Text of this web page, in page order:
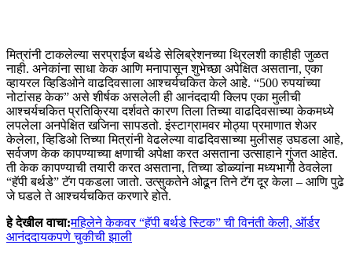
मित्रांनी टाकलेल्या सरप्राईज बर्थडे सेलिब्रेशनच्या थ्रिलशी काहीही जुळत
नाही. अनेकांना साधा केक आणि मनापासून शुभेच्छा अपेक्षित असताना, एका
व्हायरल व्हिडिओने वाढदिवसाला आश्चर्यचकित केले आहे. “500 रुपयांच्या
नोटांसह केक” असे शीर्षक असलेली ही आनंददायी क्लिप एका मुलीची
आश्चर्यचकित प्रतिक्रिया दर्शवते कारण तिला तिच्या वाढदिवसाच्या केकमध्ये
लपलेला अनपेक्षित खजिना सापडतो. इंस्टाग्रामवर मोठ्या प्रमाणात शेअर
केलेला, व्हिडिओ तिच्या मित्रांनी वेढलेल्या वाढदिवसाच्या मुलीसह उघडला आहे,
सर्वजण केक कापण्याच्या क्षणाची अपेक्षा करत असताना उत्साहाने गुंजत आहेत.
ती केक कापण्याची तयारी करत असताना, तिच्या डोळ्यांना मध्यभागी ठेवलेला
“हॅपी बर्थडे” टॅग पकडला जातो. उत्सुकतेने ओढून तिने टॅग दूर केला – आणि पुढे
जे घडले ते आश्चर्यचकित करणारे होते.
हे देखील वाचा:महिलेने केकवर “हॅपी बर्थडे स्टिक” ची विनंती केली, ऑर्डर
आनंददायकपणे चुकीची झाली